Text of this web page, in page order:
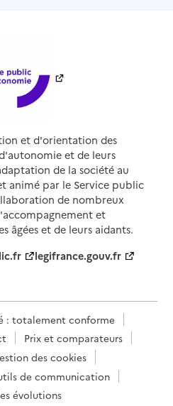
et d'orientation des
et de leurs
de la société au
animé par le Service public
de nombreux
et
âgées et de leurs aidants.
legifrance.gouv.fr
: totalement conforme
Prix et comparateurs
des cookies
de communication
évolutions